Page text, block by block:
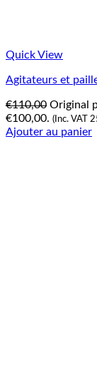
Quick View
Agitateurs et
€110,00 Original
€100,00. (Inc. VAT
Ajouter au panier